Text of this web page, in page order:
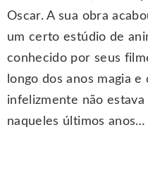
Oscar. A sua obra
um certo estúdio de
conhecido por seus
longo dos anos magia
infelizmente não
naqueles últimos anos…